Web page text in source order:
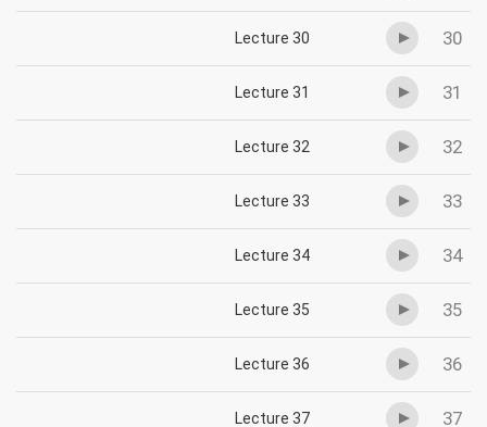
30
Lecture 30
31
Lecture 31
32
Lecture 32
33
Lecture 33
34
Lecture 34
35
Lecture 35
36
Lecture 36
37
Lecture 37